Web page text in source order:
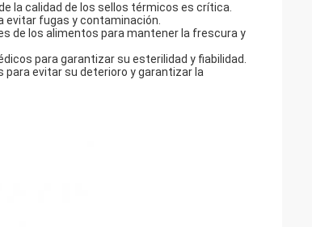
la calidad de los sellos térmicos es crítica.
evitar fugas y contaminación.
de los alimentos para mantener la frescura y
para garantizar su esterilidad y fiabilidad.
para evitar su deterioro y garantizar la